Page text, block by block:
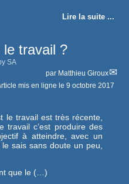
Lire la suite ...
le travail ?
SA
par Matthieu Giroux
mis en ligne le 9 octobre 2017
le travail est très récente,
travail c’est produire des
à atteindre, avec un
sais sans doute un peu,
que le (…)